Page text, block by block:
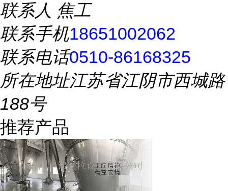
联系人 焦工
联系手机18651002062
联系电话0510-86168325
所在地址江苏省江阴市西城路
188号
推荐产品